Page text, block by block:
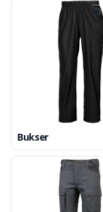
Bukser